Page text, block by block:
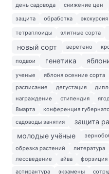
день садовода
снижение цен
защита обработка экскурсия
тетраплоиды элитные сорта
новый сорт веретено
подвои генетика
ученые яблоня осенние сорта
расписание
дегустация
награждение
стипендия
8марта
конференция
садоводы занятия
защита
молодые учёные
обрезка растений
литература
лесоведение
айва форзиция
аспирантура
экзамены